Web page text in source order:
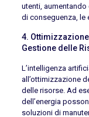
utenti,
di conseguenza, le
4.
Gestione delle
L’intelligenza
all’ottimizzazione
delle risorse. Ad
dell’energia
soluzioni di